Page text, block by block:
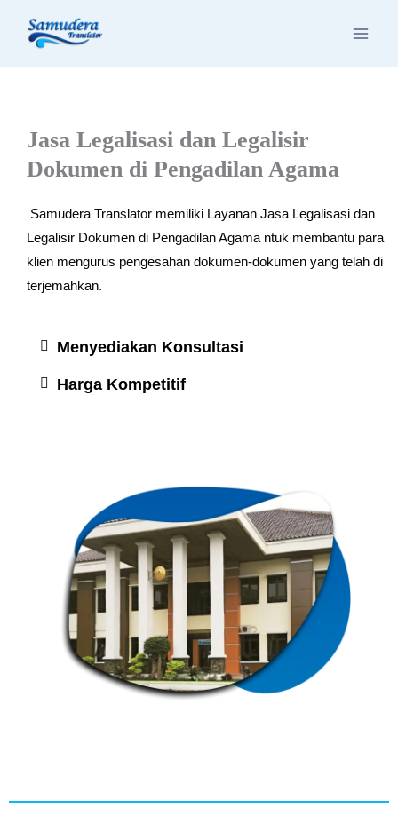
Jasa Legalisasi dan Legalisir
Dokumen di Pengadilan Agama
Samudera Translator memiliki Layanan Jasa Legalisasi dan
Legalisir Dokumen di Pengadilan Agama ntuk membantu para
klien mengurus pengesahan dokumen-dokumen yang telah di
terjemahkan.
Menyediakan Konsultasi
Harga Kompetitif